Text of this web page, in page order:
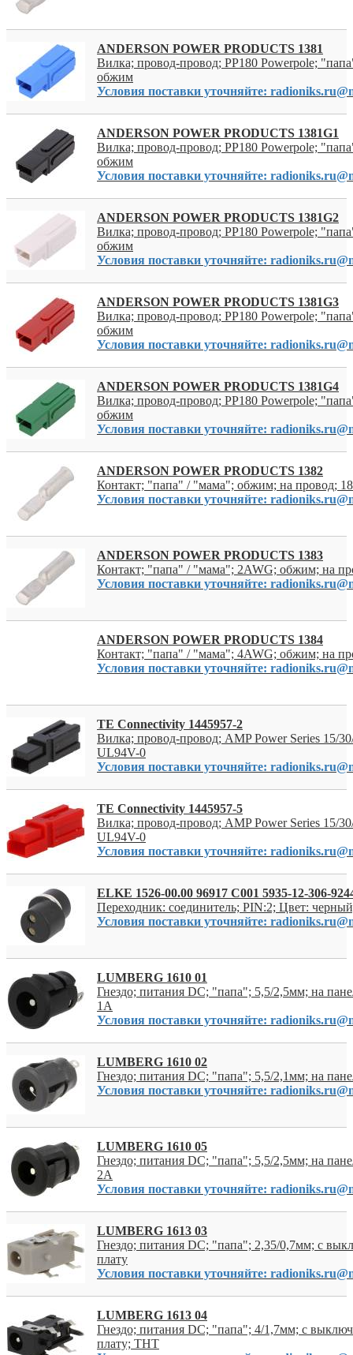
ANDERSON POWER PRODUCTS 1381
Вилка; провод-провод; PP180 Powerpole;
обжим
Условия поставки уточняйте:
ANDERSON POWER PRODUCTS 1381G1
Вилка; провод-провод; PP180 Powerpole;
обжим
Условия поставки уточняйте:
ANDERSON POWER PRODUCTS 1381G2
Вилка; провод-провод; PP180 Powerpole;
обжим
Условия поставки уточняйте:
ANDERSON POWER PRODUCTS 1381G3
Вилка; провод-провод; PP180 Powerpole;
обжим
Условия поставки уточняйте:
ANDERSON POWER PRODUCTS 1381G4
Вилка; провод-провод; PP180 Powerpole;
обжим
Условия поставки уточняйте:
ANDERSON POWER PRODUCTS 1382
Контакт; "папа" / "мама"; обжим; на провод;
Условия поставки уточняйте:
ANDERSON POWER PRODUCTS 1383
Контакт; "папа" / "мама"; 2AWG; обжим; на
Условия поставки уточняйте:
ANDERSON POWER PRODUCTS 1384
Контакт; "папа" / "мама"; 4AWG; обжим; на
Условия поставки уточняйте:
TE Connectivity 1445957-2
Вилка; провод-провод; AMP Power Series 15/
UL94V-0
Условия поставки уточняйте:
TE Connectivity 1445957-5
Вилка; провод-провод; AMP Power Series 15/
UL94V-0
Условия поставки уточняйте:
ELKE 1526-00.00 96917 C001 5935-12-306-
Переходник: соединитель; PIN:2; Цвет:
Условия поставки уточняйте:
LUMBERG 1610 01
Гнездо; питания DC; "папа"; 5,5/2,5мм; на
1А
Условия поставки уточняйте:
LUMBERG 1610 02
Гнездо; питания DC; "папа"; 5,5/2,1мм; на
Условия поставки уточняйте:
LUMBERG 1610 05
Гнездо; питания DC; "папа"; 5,5/2,5мм; на
2А
Условия поставки уточняйте:
LUMBERG 1613 03
Гнездо; питания DC; "папа"; 2,35/0,7мм; с
плату
Условия поставки уточняйте:
LUMBERG 1613 04
Гнездо; питания DC; "папа"; 4/1,7мм; с
плату; THT